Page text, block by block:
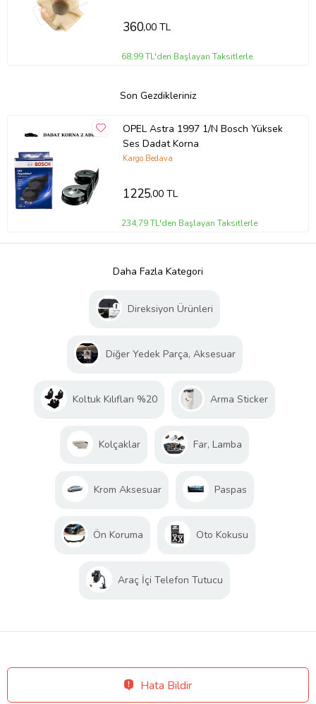
360,00 TL
68,99 TL'den Başlayan Taksitlerle
Son Gezdikleriniz
OPEL Astra 1997 1/N Bosch Yüksek
Ses Dadat Korna
Kargo Bedava
1225,00 TL
234,79 TL'den Başlayan Taksitlerle
Daha Fazla Kategori
Direksiyon Ürünleri
Diğer Yedek Parça, Aksesuar
Koltuk Kılıfları %20 Arma Sticker
Kolçaklar Far, Lamba
Krom Aksesuar Paspas
Ön Koruma Oto Kokusu
Araç İçi Telefon Tutucu
Hata Bildir